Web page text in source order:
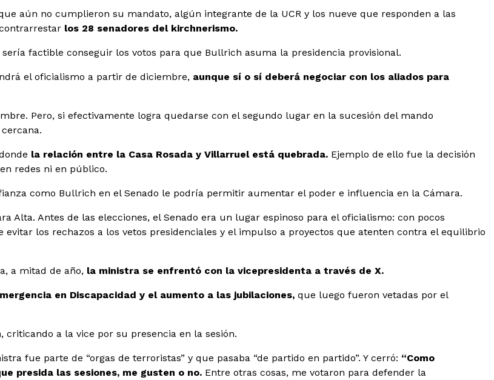
aún no cumplieron su mandato, algún integrante de la UCR y los nueve que responden a las
los 28 senadores del kirchnerismo.
factible conseguir los votos para que Bullrich asuma la presidencia provisional.
el oficialismo a partir de diciembre, aunque sí o sí deberá negociar con los aliados para
Pero, si efectivamente logra quedarse con el segundo lugar en la sucesión del mando
la relación entre la Casa Rosada y Villarruel está quebrada. Ejemplo de ello fue la decisión
redes ni en público.
como Bullrich en el Senado le podría permitir aumentar el poder e influencia en la Cámara.
Alta. Antes de las elecciones, el Senado era un lugar espinoso para el oficialismo: con pocos
los rechazos a los vetos presidenciales y el impulso a proyectos que atenten contra el equilibrio
a mitad de año, la ministra se enfrentó con la vicepresidenta a través de X.
en Discapacidad y el aumento a las jubilaciones, que luego fueron vetadas por el
criticando a la vice por su presencia en la sesión.
fue parte de “orgas de terroristas” y que pasaba “de partido en partido”. Y cerró: “Como
presida las sesiones, me gusten o no. Entre otras cosas, me votaron para defender la